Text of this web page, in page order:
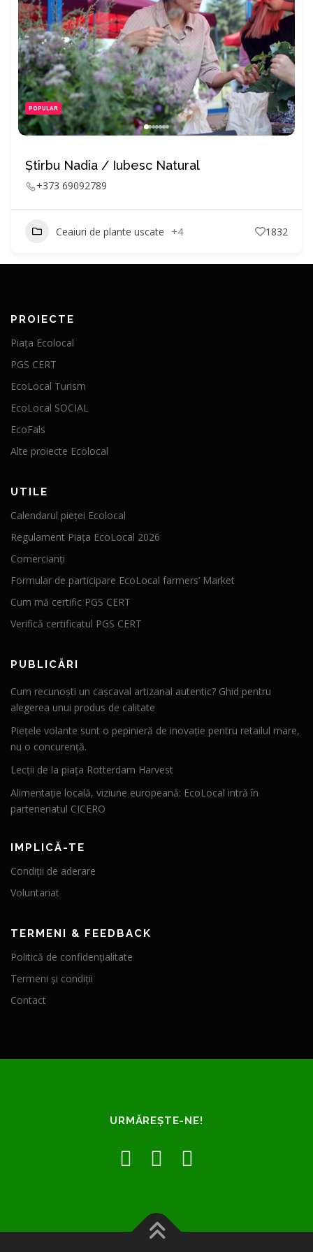
POPULAR
Știrbu Nadia / Iubesc Natural
+373 69092789
Ceaiuri de plante uscate +4 1832
PROIECTE
Piața Ecolocal
PGS CERT
EcoLocal Turism
EcoLocal SOCIAL
EcoFals
Alte proiecte Ecolocal
UTILE
Calendarul pieței Ecolocal
Regulament Piața EcoLocal 2026
Comercianți
Formular de participare EcoLocal farmers’ Market
Cum mă certific PGS CERT
Verifică certificatul PGS CERT
PUBLICĂRI
Cum recunoști un cașcaval artizanal autentic? Ghid pentru
alegerea unui produs de calitate
Piețele volante sunt o pepinieră de inovație pentru retailul mare,
nu o concurență.
Lecții de la piața Rotterdam Harvest
Alimentație locală, viziune europeană: EcoLocal intră în
parteneriatul CICERO
IMPLICĂ-TE
Condiții de aderare
Voluntariat
TERMENI & FEEDBACK
Politică de confidențialitate
Termeni și condiții
Contact
URMĂREȘTE-NE!